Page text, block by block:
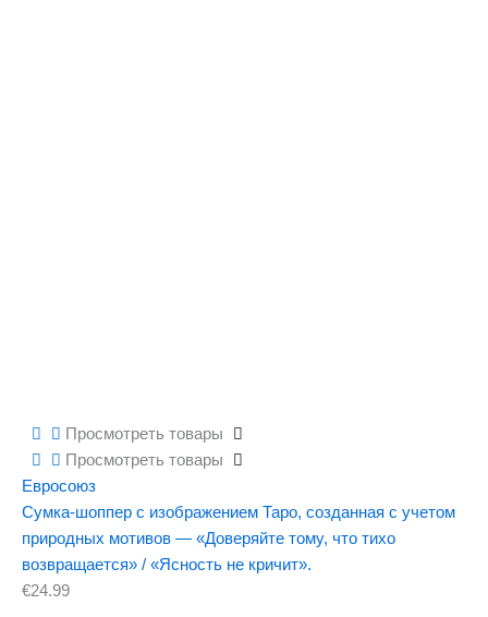
Просмотреть товары
Просмотреть товары
Евросоюз
Сумка-шоппер с изображением Таро, созданная с учетом
природных мотивов — «Доверяйте тому, что тихо
возвращается» / «Ясность не кричит».
€24.99